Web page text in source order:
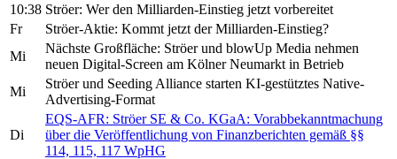
10:38 Ströer: Wer den Milliarden-Einstieg jetzt vorbereitet
Fr
Ströer-Aktie: Kommt jetzt der Milliarden-Einstieg?
Mi
Nächste Großfläche: Ströer und blowUp Media nehmen
neuen Digital-Screen am Kölner Neumarkt in Betrieb
Mi
Ströer und Seeding Alliance starten KI-gestütztes Native-
Advertising-Format
Di
EQS-AFR: Ströer SE & Co. KGaA: Vorabbekanntmachung
über die Veröffentlichung von Finanzberichten gemäß §§
114, 115, 117 WpHG